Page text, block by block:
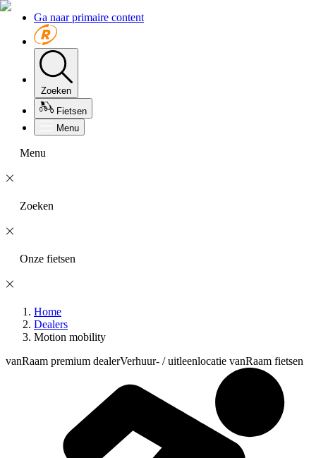
Ga naar primaire content
Zoeken
Fietsen
Menu
Menu
Zoeken
Onze fietsen
Home
Dealers
Motion mobility
vanRaam premium dealerVerhuur- / uitleenlocatie vanRaam fietsen